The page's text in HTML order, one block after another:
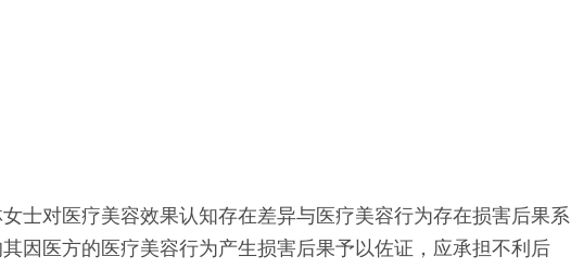
士对医疗美容效果认知存在差异与医疗美容行为存在损害后果系
因医方的医疗美容行为产生损害后果予以佐证，应承担不利后